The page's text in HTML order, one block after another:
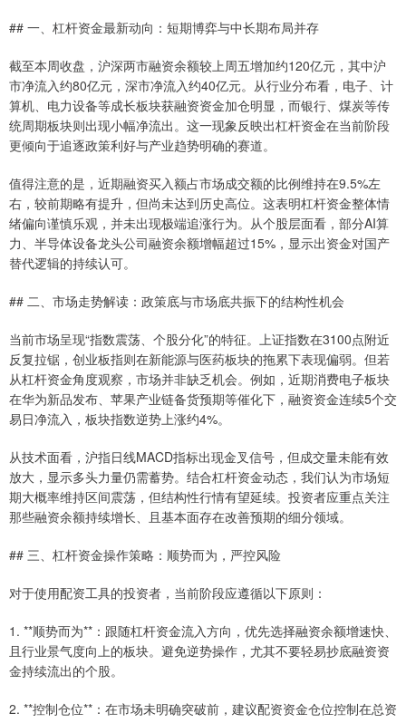
## 一、杠杆资金最新动向：短期博弈与中长期布局并存
截至本周收盘，沪深两市融资余额较上周五增加约120亿元，其中沪
市净流入约80亿元，深市净流入约40亿元。从行业分布看，电子、计
算机、电力设备等成长板块获融资资金加仓明显，而银行、煤炭等传
统周期板块则出现小幅净流出。这一现象反映出杠杆资金在当前阶段
更倾向于追逐政策利好与产业趋势明确的赛道。
值得注意的是，近期融资买入额占市场成交额的比例维持在9.5%左
右，较前期略有提升，但尚未达到历史高位。这表明杠杆资金整体情
绪偏向谨慎乐观，并未出现极端追涨行为。从个股层面看，部分AI算
力、半导体设备龙头公司融资余额增幅超过15%，显示出资金对国产
替代逻辑的持续认可。
## 二、市场走势解读：政策底与市场底共振下的结构性机会
当前市场呈现“指数震荡、个股分化”的特征。上证指数在3100点附近
反复拉锯，创业板指则在新能源与医药板块的拖累下表现偏弱。但若
从杠杆资金角度观察，市场并非缺乏机会。例如，近期消费电子板块
在华为新品发布、苹果产业链备货预期等催化下，融资资金连续5个交
易日净流入，板块指数逆势上涨约4%。
从技术面看，沪指日线MACD指标出现金叉信号，但成交量未能有效
放大，显示多头力量仍需蓄势。结合杠杆资金动态，我们认为市场短
期大概率维持区间震荡，但结构性行情有望延续。投资者应重点关注
那些融资余额持续增长、且基本面存在改善预期的细分领域。
## 三、杠杆资金操作策略：顺势而为，严控风险
对于使用配资工具的投资者，当前阶段应遵循以下原则：
1. **顺势而为**：跟随杠杆资金流入方向，优先选择融资余额增速快、
且行业景气度向上的板块。避免逆势操作，尤其不要轻易抄底融资资
金持续流出的个股。
2. **控制仓位**：在市场未明确突破前，建议配资资金仓位控制在总资